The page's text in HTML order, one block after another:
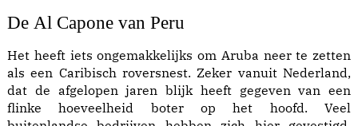
De Al Capone van Peru
Het heeft iets ongemakkelijks om Aruba neer te zetten
als een Caribisch roversnest. Zeker vanuit Nederland,
dat de afgelopen jaren blijk heeft gegeven van een
flinke hoeveelheid boter op het hoofd. Veel